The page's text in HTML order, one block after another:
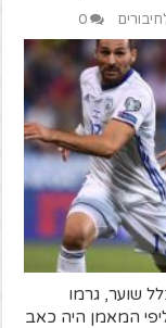
0
שוער, גרמו
2006 למרצ'לו ליפי המאמן היה כאב